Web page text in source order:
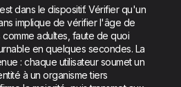
dans le dispositif. Vérifier qu'un
implique de vérifier l'âge de
adultes, faute de quoi
en quelques secondes. La
: chaque utilisateur soumet un
à un organisme tiers